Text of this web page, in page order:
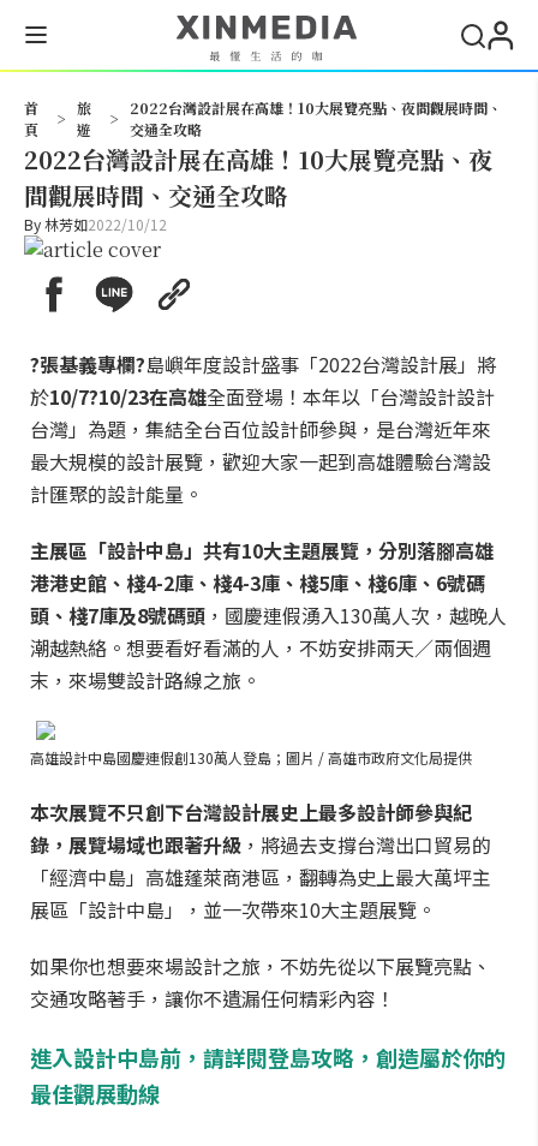
首
頁
>
旅
遊
>
2022台灣設計展在高雄！10大展覽亮點、夜間觀展時間、
交通全攻略
2022台灣設計展在高雄！10大展覽亮點、夜
間觀展時間、交通全攻略
By林芳如2022/10/12
?張基義專欄?島嶼年度設計盛事「2022台灣設計展」將
於10/7?10/23在高雄全面登場！本年以「台灣設計設計
台灣」為題，集結全台百位設計師參與，是台灣近年來
最大規模的設計展覽，歡迎大家一起到高雄體驗台灣設
計匯聚的設計能量。
主展區「設計中島」共有10大主題展覽，分別落腳高雄
港港史館、棧4-2庫、棧4-3庫、棧5庫、棧6庫、6號碼
頭、棧7庫及8號碼頭 ，國慶連假湧入130萬人次，越晚人
潮越熱絡。想要看好看滿的人，不妨安排兩天／兩個週
末，來場雙設計路線之旅。
高雄設計中島國慶連假創130萬人登島；圖片 / 高雄市政府文化局提供
本次展覽不只創下台灣設計展史上最多設計師參與紀
錄，展覽場域也跟著升級 ，將過去支撐台灣出口貿易的
「經濟中島」高雄蓬萊商港區，翻轉為史上最大萬坪主
展區「設計中島」，並一次帶來10大主題展覽。
如果你也想要來場設計之旅，不妨先從以下展覽亮點、
交通攻略著手，讓你不遺漏任何精彩內容！
進入設計中島前，請詳閱登島攻略，創造屬於你的
最佳觀展動線